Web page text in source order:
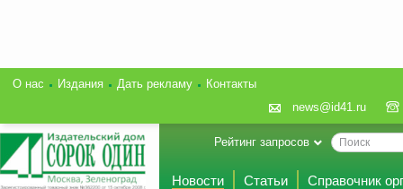
О нас Издания Дать рекламу
Контакты
news@id41.ru
Рейтинг запросов
Новости Статьи
Справочник